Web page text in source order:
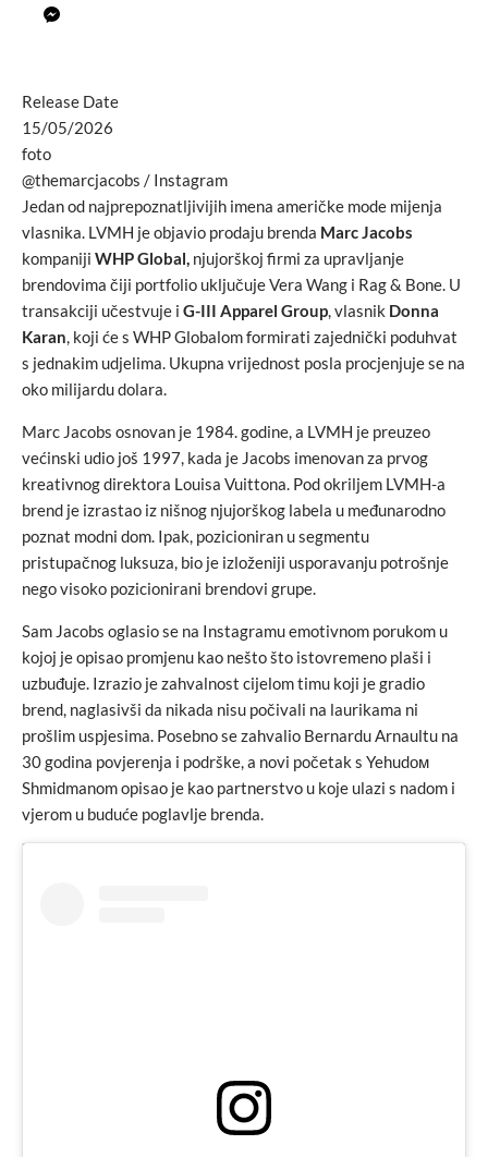
Release Date
15/05/2026
foto
@themarcjacobs / Instagram
Jedan od najprepoznatljivijih imena američke mode mijenja
vlasnika. LVMH je objavio prodaju brenda Marc Jacobs
kompaniji WHP Global, njujorškoj firmi za upravljanje
brendovima čiji portfolio uključuje Vera Wang i Rag & Bone. U
transakciji učestvuje i G-III Apparel Group, vlasnik Donna
Karan, koji će s WHP Globalom formirati zajednički poduhvat
s jednakim udjelima. Ukupna vrijednost posla procjenjuje se na
oko milijardu dolara.
Marc Jacobs osnovan je 1984. godine, a LVMH je preuzeo
većinski udio još 1997, kada je Jacobs imenovan za prvog
kreativnog direktora Louisa Vuittona. Pod okriljem LVMH-a
brend je izrastao iz nišnog njujorškog labela u međunarodno
poznat modni dom. Ipak, pozicioniran u segmentu
pristupačnog luksuza, bio je izloženiji usporavanju potrošnje
nego visoko pozicionirani brendovi grupe.
Sam Jacobs oglasio se na Instagramu emotivnom porukom u
kojoj je opisao promjenu kao nešto što istovremeno plaši i
uzbuđuje. Izrazio je zahvalnost cijelom timu koji je gradio
brend, naglasivši da nikada nisu počivali na laurikama ni
prošlim uspjesima. Posebno se zahvalio Bernardu Arnaultu na
30 godina povjerenja i podrške, a novi početak s Yehudом
Shmidmanom opisao je kao partnerstvo u koje ulazi s nadom i
vjerom u buduće poglavlje brenda.